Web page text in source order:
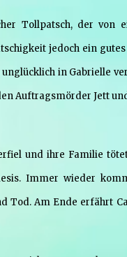
Tollpatsch, der von
jedoch ein
in Gabrielle
Auftragsmörder Jett
und ihre Familie
Immer wieder
Tod. Am Ende erfährt